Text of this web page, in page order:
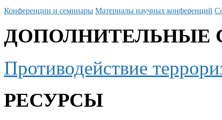
Конференции и семинары Материалы научных конференций
ДОПОЛНИТЕЛЬНЫЕ
Противодействие
РЕСУРСЫ